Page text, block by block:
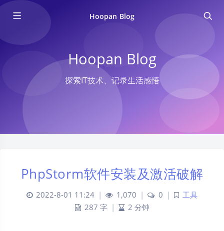
Hoopan Blog
Hoopan Blog
探索IT技术、记录生活感悟
PhpStorm软件安装及激活破解
2022-8-01 11:24 | 1,070 | 0 |
工具
287 字 | 2 分钟